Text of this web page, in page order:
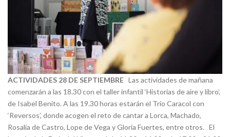
ACTIVIDADES 28 DE SEPTIEMBRE Las actividades de mañana
comenzarán a las 18.30 con el taller infantil ‘Historias de aire y libro’,
de Isabel Benito. A las 19.30 horas estarán el Trío Caracol con
‘Reversos’, donde acogen el reto de cantar a Lorca, Machado,
Rosalía de Castro, Lope de Vega y Gloria Fuertes, entre otros. El